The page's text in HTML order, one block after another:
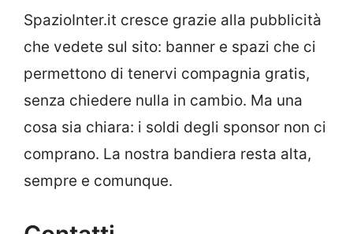
SpazioInter.it cresce grazie alla pubblicità
che vedete sul sito: banner e spazi che ci
permettono di tenervi compagnia gratis,
senza chiedere nulla in cambio. Ma una
cosa sia chiara: i soldi degli sponsor non ci
comprano. La nostra bandiera resta alta,
sempre e comunque.